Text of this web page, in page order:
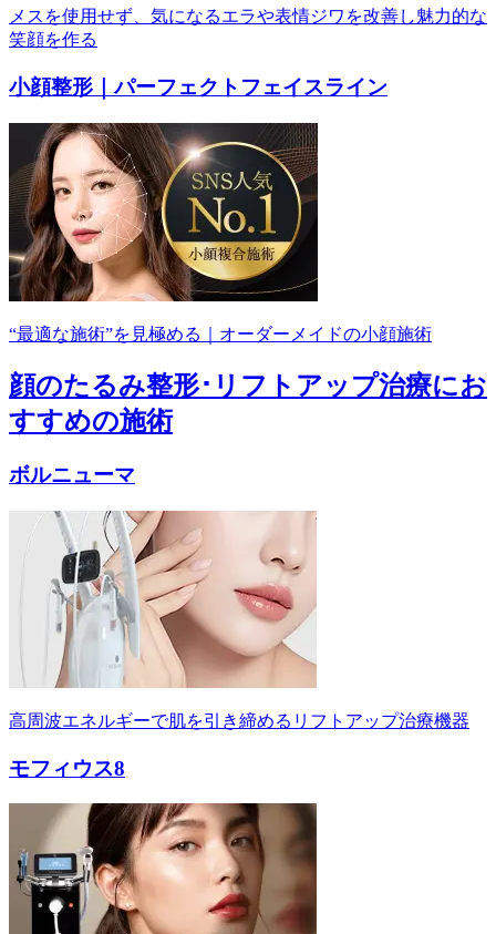
メスを使用せず、気になるエラや表情ジワを改善し魅力的な
笑顔を作る
小顔整形｜パーフェクトフェイスライン
“最適な施術”を見極める｜オーダーメイドの小顔施術
顔のたるみ整形･リフトアップ治療にお
すすめの施術
ボルニューマ
高周波エネルギーで肌を引き締めるリフトアップ治療機器
モフィウス8